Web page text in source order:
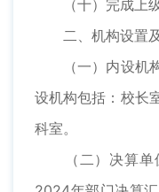
（十）完成上级
二、机构设置及
（一）内设机构
设机构包括：校长
科室。
（二）决算单